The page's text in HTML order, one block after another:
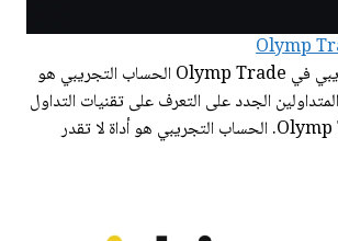
ما هو الحساب التجريبي في Olymp Trade الحساب التجريبي هو
الجدد على التعرف على تقنيات التداول